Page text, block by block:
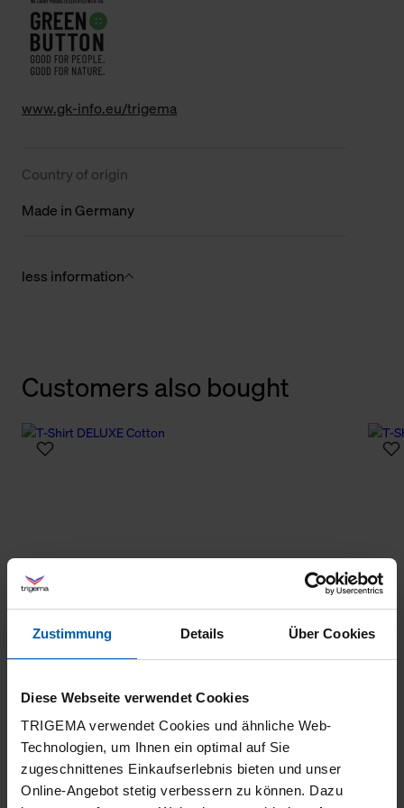
Zustimmung Details Über Cookies
Diese Webseite verwendet Cookies
TRIGEMA verwendet Cookies und ähnliche Web-
Technologien, um Ihnen ein optimal auf Sie
zugeschnittenes Einkaufserlebnis bieten und unser
Online-Angebot stetig verbessern zu können. Dazu
www.gk-info.eu/trigema
Country of origin
Made in Germany
less information
Customers also bought